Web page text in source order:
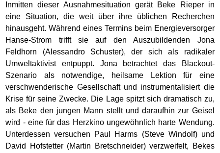
Inmitten dieser Ausnahmesituation gerät Beke Rieper in
eine Situation, die weit über ihre üblichen Recherchen
hinausgeht. Während eines Termins beim Energieversorger
Hanse-Strom trifft sie auf den Auszubildenden Jona
Feldhorn (Alessandro Schuster), der sich als radikaler
Umweltaktivist entpuppt. Jona betrachtet das Blackout-
Szenario als notwendige, heilsame Lektion für eine
verschwenderische Gesellschaft und instrumentalisiert die
Krise für seine Zwecke. Die Lage spitzt sich dramatisch zu,
als Beke den jungen Mann stellt und daraufhin zur Geisel
wird - eine für das Herzkino ungewöhnlich harte Wendung.
Unterdessen versuchen Paul Harms (Steve Windolf) und
David Hofstetter (Martin Bretschneider) verzweifelt, Bekes